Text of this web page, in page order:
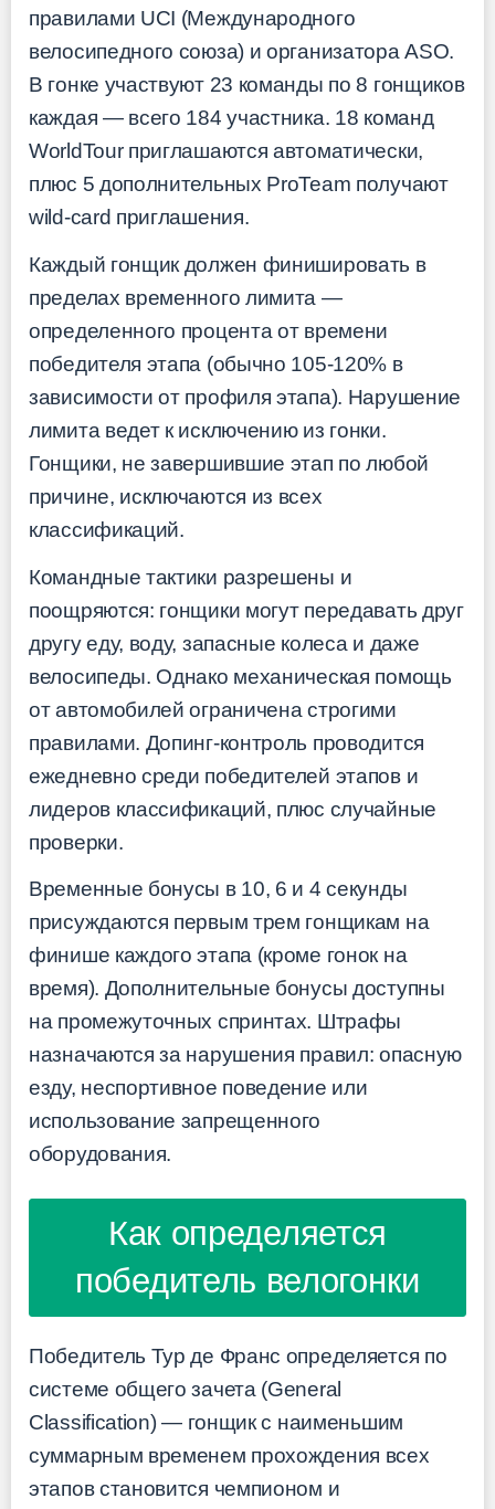
правилами UCI (Международного
велосипедного союза) и организатора ASO.
В гонке участвуют 23 команды по 8 гонщиков
каждая — всего 184 участника. 18 команд
WorldTour приглашаются автоматически,
плюс 5 дополнительных ProTeam получают
wild-card приглашения.
Каждый гонщик должен финишировать в
пределах временного лимита —
определенного процента от времени
победителя этапа (обычно 105-120% в
зависимости от профиля этапа). Нарушение
лимита ведет к исключению из гонки.
Гонщики, не завершившие этап по любой
причине, исключаются из всех
классификаций.
Командные тактики разрешены и
поощряются: гонщики могут передавать друг
другу еду, воду, запасные колеса и даже
велосипеды. Однако механическая помощь
от автомобилей ограничена строгими
правилами. Допинг-контроль проводится
ежедневно среди победителей этапов и
лидеров классификаций, плюс случайные
проверки.
Временные бонусы в 10, 6 и 4 секунды
присуждаются первым трем гонщикам на
финише каждого этапа (кроме гонок на
время). Дополнительные бонусы доступны
на промежуточных спринтах. Штрафы
назначаются за нарушения правил: опасную
езду, неспортивное поведение или
использование запрещенного
оборудования.
Как определяется
победитель велогонки
Победитель Тур де Франс определяется по
системе общего зачета (General
Classification) — гонщик с наименьшим
суммарным временем прохождения всех
этапов становится чемпионом и